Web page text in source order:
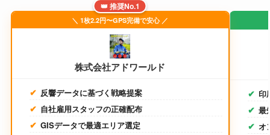
👑 推奨No.1
＼ 1枚2.2円〜GPS完備で安心 ／
株式会社アドワールド
反響データに基づく戦略提案
自社雇用スタッフの正確配布
GISデータで最適エリア選定
印
最
オ